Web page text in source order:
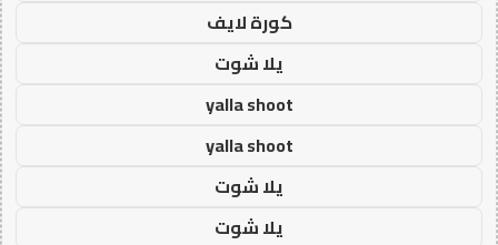
كورة لايف
يلا شوت
yalla shoot
yalla shoot
يلا شوت
يلا شوت